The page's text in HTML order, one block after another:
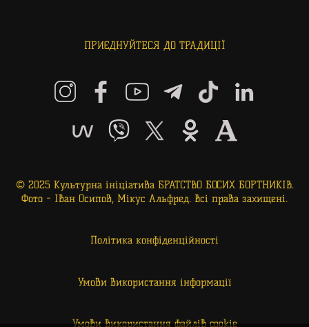
ПРИЄДНУЙТЕСЯ ДО ТРАДИЦІЇ
© 2025 Культурна ініціатива БРАТСТВО БОСИХ БОРТНИКІВ.
Фото - Іван Осипов, Мікус Альфред. Всі права захищені.
Політика конфіденційності
Умови використання інформації
Умови використання файлів cookie